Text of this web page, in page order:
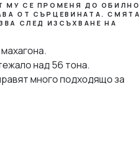
МУ СЕ ПРОМЕНЯ ДО ОБИЛНО
ОТ СЪРЦЕВИНАТА. СМЯТА
СЛЕД ИЗСЪХВАНЕ НА
над 56 тона.
много подходящо за